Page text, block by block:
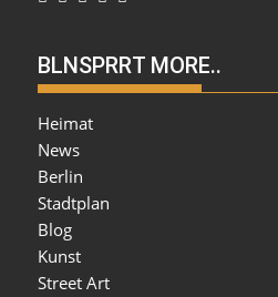
BLNSPRRT MORE..
Heimat
News
Berlin
Stadtplan
Blog
Kunst
Street Art